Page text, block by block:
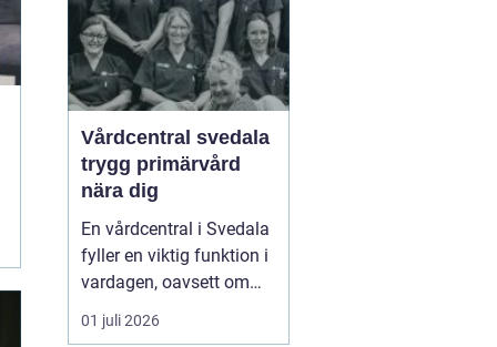
Vårdcentral svedala
trygg primärvård
nära dig
En vårdcentral i Svedala
fyller en viktig funktion i
vardagen, oavsett om
det handlar om akuta
infektioner, långvariga
01 juli 2026